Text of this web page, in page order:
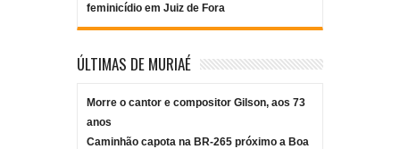
feminicídio em Juiz de Fora
ÚLTIMAS DE MURIAÉ
Morre o cantor e compositor Gilson, aos 73
anos
Caminhão capota na BR-265 próximo a Boa